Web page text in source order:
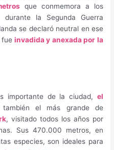
que conmemora a los
durante la Segunda Guerra
se declaró neutral en ese
fue invadida y anexada por la
importante de la ciudad, el
el más grande de
, visitado todos los años por
Sus 470.000 metros, en
especies, son ideales para